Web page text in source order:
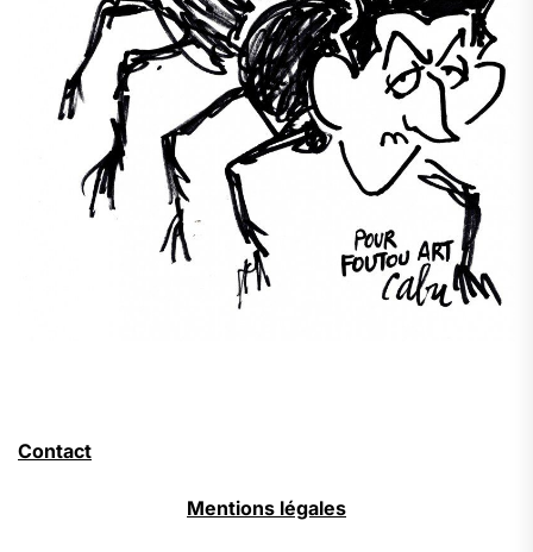
Contact
Mentions légales